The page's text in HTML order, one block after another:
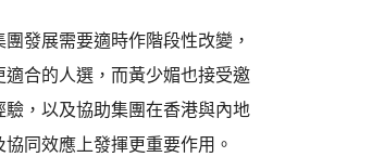
發展需要適時作階段性改變，
合的人選，而黃少媚也接受邀
，以及協助集團在香港與內地
同效應上發揮更重要作用。